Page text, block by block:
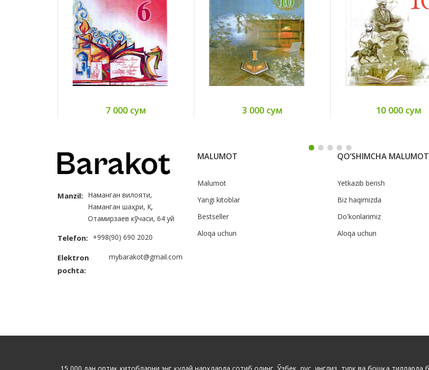
7 000 сум 3 000 сум 10 000 сум
Manzil: Наманган вилояти,
Наманган шаҳри, Қ.
Отамирзаев кўчаси, 64 уй
Telefon: +998(90) 690 2020
Elektron
pochta:
mybarakot@gmail.com
MALUMOT
Malumot
Yangi kitoblar
Bestseller
Aloqa uchun
QO‘SHIMCHA MALUMOT
Yetkazib berish
Biz haqimizda
Do'konlarimiz
Aloqa uchun